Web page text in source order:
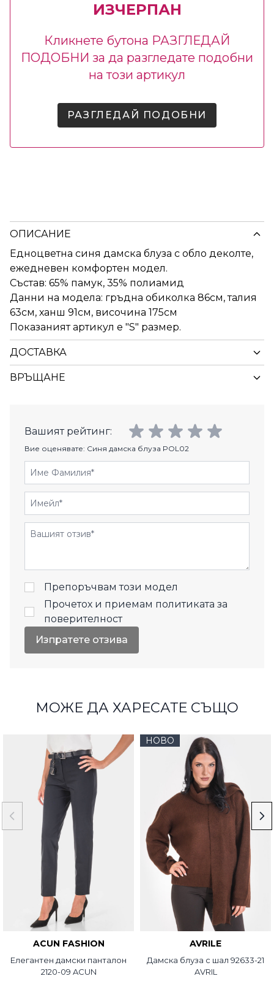
ИЗЧЕРПАН
Кликнете бутона РАЗГЛЕДАЙ
ПОДОБНИ за да разгледате подобни
на този артикул
РАЗГЛЕДАЙ ПОДОБНИ
ОПИСАНИЕ
Едноцветна синя дамска блуза с обло деколте,
ежедневен комфортен модел.
Състав: 65% памук, 35% полиамид
Данни на модела: гръдна обиколка 86см, талия
63см, ханш 91см, височина 175см
Показаният артикул е "S" размер.
ДОСТАВКА
ВРЪЩАНЕ
Вашият рейтинг:
Вие оценявате: Синя дамска блуза POL02
Име Фамилия
Имейл
Отзиви
Препоръчвам този модел
Прочетох и приемам политиката за
поверителност
Изпратете отзива
МОЖЕ ДА ХАРЕСАТЕ СЪЩО
ACUN FASHION
Елегантен дамски панталон
2120-09 ACUN
НОВО
AVRILE
Дамска блуза с шал 92633-21
AVRIL